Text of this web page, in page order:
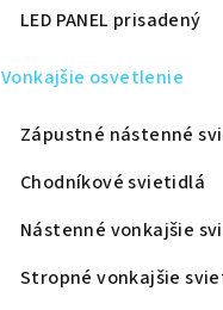
LED PANEL prisadený
Vonkajšie osvetlenie
Zápustné nástenné
Chodníkové svietidlá
Nástenné vonkajšie
Stropné vonkajšie